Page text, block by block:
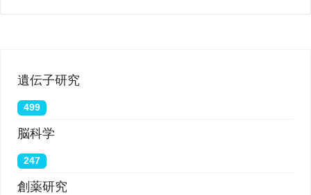
遺伝子研究
499
脳科学
247
創薬研究